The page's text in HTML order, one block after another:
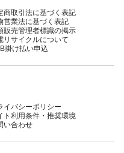
商取引法に基づく表記
営業法に基づく表記
販売管理者標識の掲示
リサイクルについて
掛け払い申込
イバシーポリシー
ト利用条件・推奨環境
い合わせ